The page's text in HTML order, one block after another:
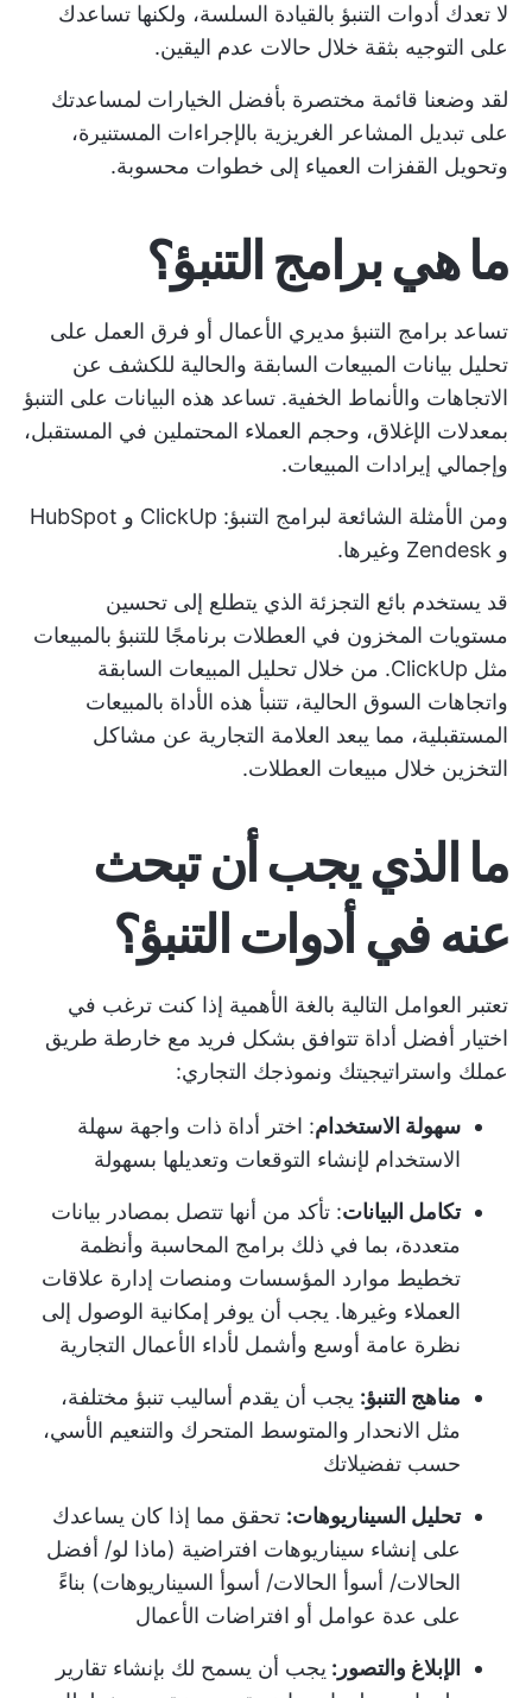
لا تعدك أدوات التنبؤ بالقيادة السلسة، ولكنها تساعدك
على التوجيه بثقة خلال حالات عدم اليقين.
لقد وضعنا قائمة مختصرة بأفضل الخيارات لمساعدتك
على تبديل المشاعر الغريزية بالإجراءات المستنيرة،
وتحويل القفزات العمياء إلى خطوات محسوبة.
ما هي برامج التنبؤ؟
تساعد برامج التنبؤ مديري الأعمال أو فرق العمل على
تحليل بيانات المبيعات السابقة والحالية للكشف عن
الاتجاهات والأنماط الخفية. تساعد هذه البيانات على التنبؤ
بمعدلات الإغلاق، وحجم العملاء المحتملين في المستقبل،
وإجمالي إيرادات المبيعات.
ومن الأمثلة الشائعة لبرامج التنبؤ: ClickUp و HubSpot
و Zendesk وغيرها.
قد يستخدم بائع التجزئة الذي يتطلع إلى تحسين
مستويات المخزون في العطلات برنامجًا للتنبؤ بالمبيعات
مثل ClickUp. من خلال تحليل المبيعات السابقة
واتجاهات السوق الحالية، تتنبأ هذه الأداة بالمبيعات
المستقبلية، مما يبعد العلامة التجارية عن مشاكل
التخزين خلال مبيعات العطلات.
ما الذي يجب أن تبحث
عنه في أدوات التنبؤ؟
تعتبر العوامل التالية بالغة الأهمية إذا كنت ترغب في
اختيار أفضل أداة تتوافق بشكل فريد مع خارطة طريق
عملك واستراتيجيتك ونموذجك التجاري:
سهولة الاستخدام: اختر أداة ذات واجهة سهلة
الاستخدام لإنشاء التوقعات وتعديلها بسهولة
تكامل البيانات: تأكد من أنها تتصل بمصادر بيانات
متعددة، بما في ذلك برامج المحاسبة وأنظمة
تخطيط موارد المؤسسات ومنصات إدارة علاقات
العملاء وغيرها. يجب أن يوفر إمكانية الوصول إلى
نظرة عامة أوسع وأشمل لأداء الأعمال التجارية
مناهج التنبؤ: يجب أن يقدم أساليب تنبؤ مختلفة،
مثل الانحدار والمتوسط المتحرك والتنعيم الأسي،
حسب تفضيلاتك
تحليل السيناريوهات: تحقق مما إذا كان يساعدك
على إنشاء سيناريوهات افتراضية (ماذا لو/ أفضل
الحالات/ أسوأ الحالات/ أسوأ السيناريوهات) بناءً
على عدة عوامل أو افتراضات الأعمال
الإبلاغ والتصور: يجب أن يسمح لك بإنشاء تقارير